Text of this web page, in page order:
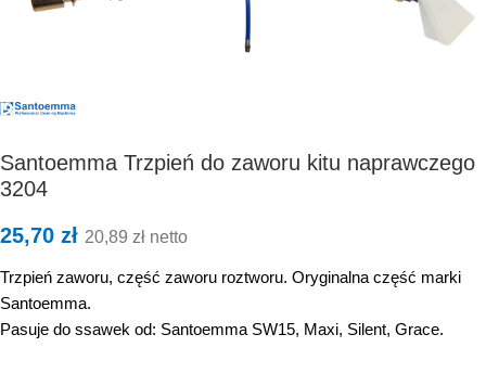
Santoemma Trzpień do zaworu kitu naprawczego
3204
25,70 zł 20,89 zł netto
Trzpień zaworu, część zaworu roztworu. Oryginalna część marki
Santoemma.
Pasuje do ssawek od: Santoemma SW15, Maxi, Silent, Grace.